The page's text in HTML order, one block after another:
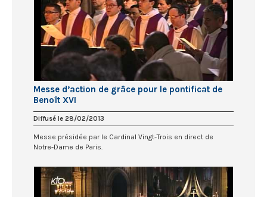
Messe d’action de grâce pour le pontificat de
Benoît XVI
Diffusé le 28/02/2013
Messe présidée par le Cardinal Vingt-Trois en direct de
Notre-Dame de Paris.